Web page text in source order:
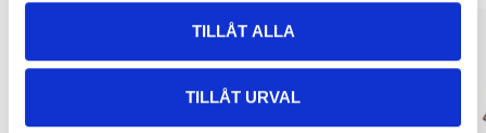
TILLÅT ALLA
TILLÅT URVAL